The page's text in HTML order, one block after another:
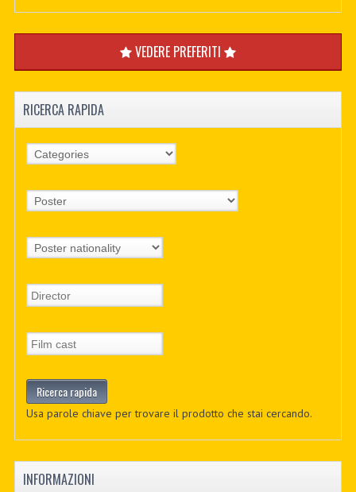
VEDERE PREFERITI
RICERCA RAPIDA
Usa parole chiave per trovare il prodotto che stai cercando.
INFORMAZIONI